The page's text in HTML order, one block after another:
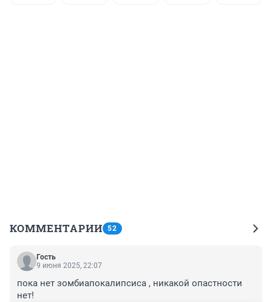
КОММЕНТАРИИ 52
Гость
9 июня 2025, 22:07
пока нет зомбиапокалипсиса , никакой опастности
нет!